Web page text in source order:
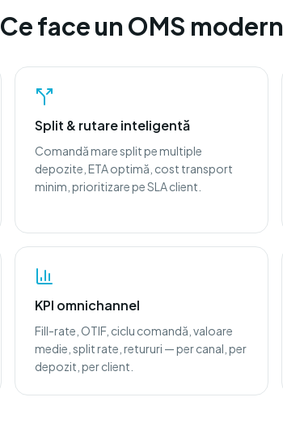
Ce face un OMS modern
Split & rutare inteligentă
Comandă mare split pe multiple
depozite, ETA optimă, cost transport
minim, prioritizare pe SLA client.
KPI omnichannel
Fill-rate, OTIF, ciclu comandă, valoare
medie, split rate, retururi — per canal, per
depozit, per client.